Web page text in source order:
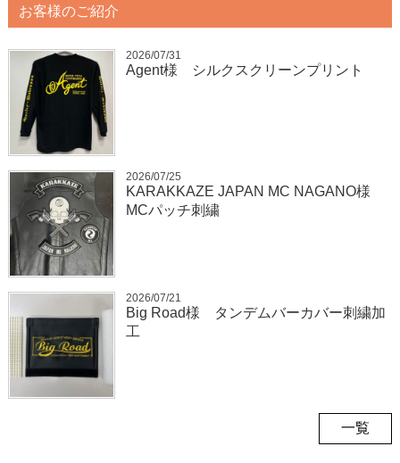
お客様のご紹介
2026/07/31
Agent様 シルクスクリーンプリント
2026/07/25
KARAKKAZE JAPAN MC NAGANO様
MCパッチ刺繍
2026/07/21
Big Road様 タンデムバーカバー刺繍加
工
一覧